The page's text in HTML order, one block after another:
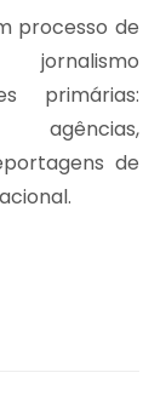
processo de
primárias:
de